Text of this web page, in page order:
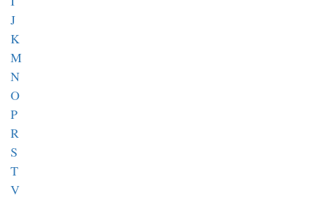
J
K
M
N
O
P
R
S
T
V